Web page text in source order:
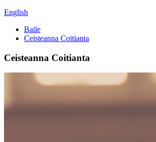
English
Baile
Ceisteanna Coitianta
Ceisteanna Coitianta